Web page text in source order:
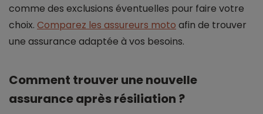
comme des exclusions éventuelles pour faire votre
choix. Comparez les assureurs moto afin de trouver
une assurance adaptée à vos besoins.
Comment trouver une nouvelle
assurance après résiliation ?